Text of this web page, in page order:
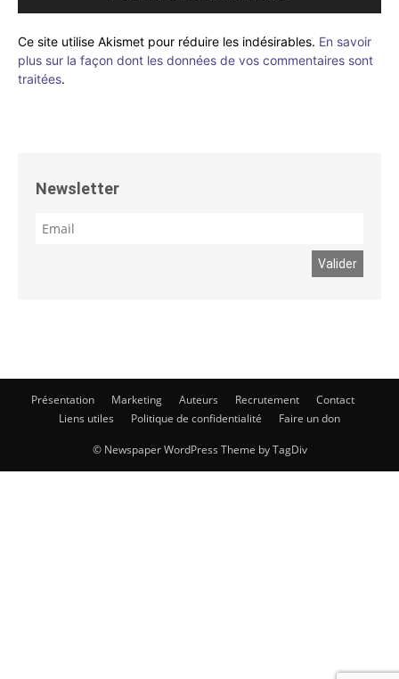
Ce site utilise Akismet pour réduire les indésirables. En savoir
plus sur la façon dont les données de vos commentaires sont
traitées.
Newsletter
Présentation Marketing Auteurs Recrutement
Contact
Liens utiles
Politique de confidentialité Faire un don
© Newspaper WordPress Theme by TagDiv